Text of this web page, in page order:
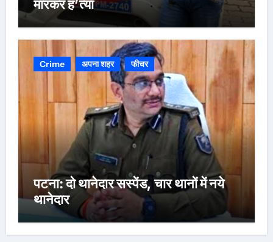
मारकर ह’त्या
Crime अपना शहर फीचर
पटना: दो थानेदार सस्पेंड, चार थानों में नये
थानेदार